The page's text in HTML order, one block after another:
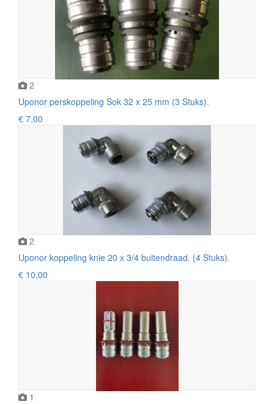
2
Uponor perskoppeling Sok 32 x 25 mm (3 Stuks).
€ 7,00
2
Uponor koppeling knie 20 x 3/4 buitendraad. (4 Stuks).
€ 10,00
1